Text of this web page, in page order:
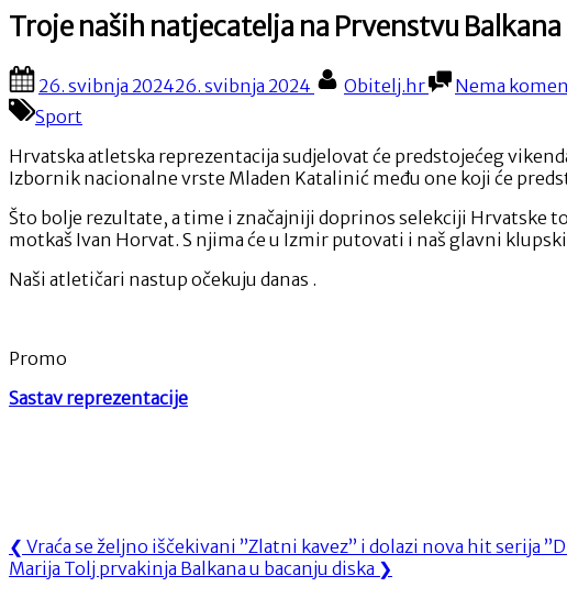
Troje naših natjecatelja na Prvenstvu Balkana
Posted
on
26. svibnja 202426. svibnja 2024 By
Obitelj.hr Nema
Sport
Hrvatska atletska reprezentacija sudjelovat će predstojećeg
Izbornik nacionalne vrste Mladen Katalinić među one koji će
Što bolje rezultate, a time i značajniji doprinos selekciji Hrvatske
motkaš Ivan Horvat. S njima će u Izmir putovati i naš glavni klupski
Naši atletičari nastup očekuju danas .
Promo
Sastav reprezentacije
Navigacija
objava
❮ Previous
Post:
Vraća se željno iščekivani ”Zlatni kavez” i dolazi nova hit serija
Next
Marija Tolj prvakinja Balkana u bacanju diska ❯